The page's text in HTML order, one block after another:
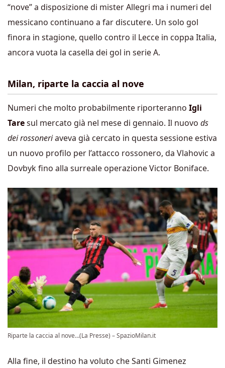
“nove” a disposizione di mister Allegri ma i numeri del
messicano continuano a far discutere. Un solo gol
finora in stagione, quello contro il Lecce in coppa Italia,
ancora vuota la casella dei gol in serie A.
Milan, riparte la caccia al nove
Numeri che molto probabilmente riporteranno Igli
Taresul mercato già nel mese di gennaio. Il nuovo ds
dei rossoneriaveva già cercato in questa sessione estiva
un nuovo profilo per l’attacco rossonero, da Vlahovic a
Dovbyk fino alla surreale operazione Victor Boniface.
Riparte la caccia al nove…(La Presse) – SpazioMilan.it
Alla fine, il destino ha voluto che Santi Gimenez